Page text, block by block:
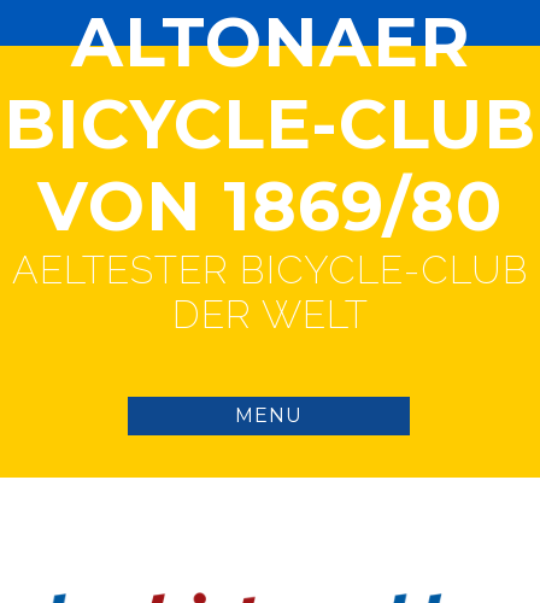
ALTONAER
BICYCLE-CLUB
VON 1869/80
AELTESTER BICYCLE-CLUB
DER WELT